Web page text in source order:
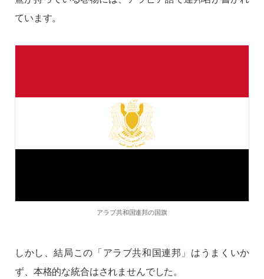
ています。
アラブ共和国連邦の国旗
しかし、結局この「アラブ共和国連邦」はうまくいか
ず、本格的な統合はされませんでした。